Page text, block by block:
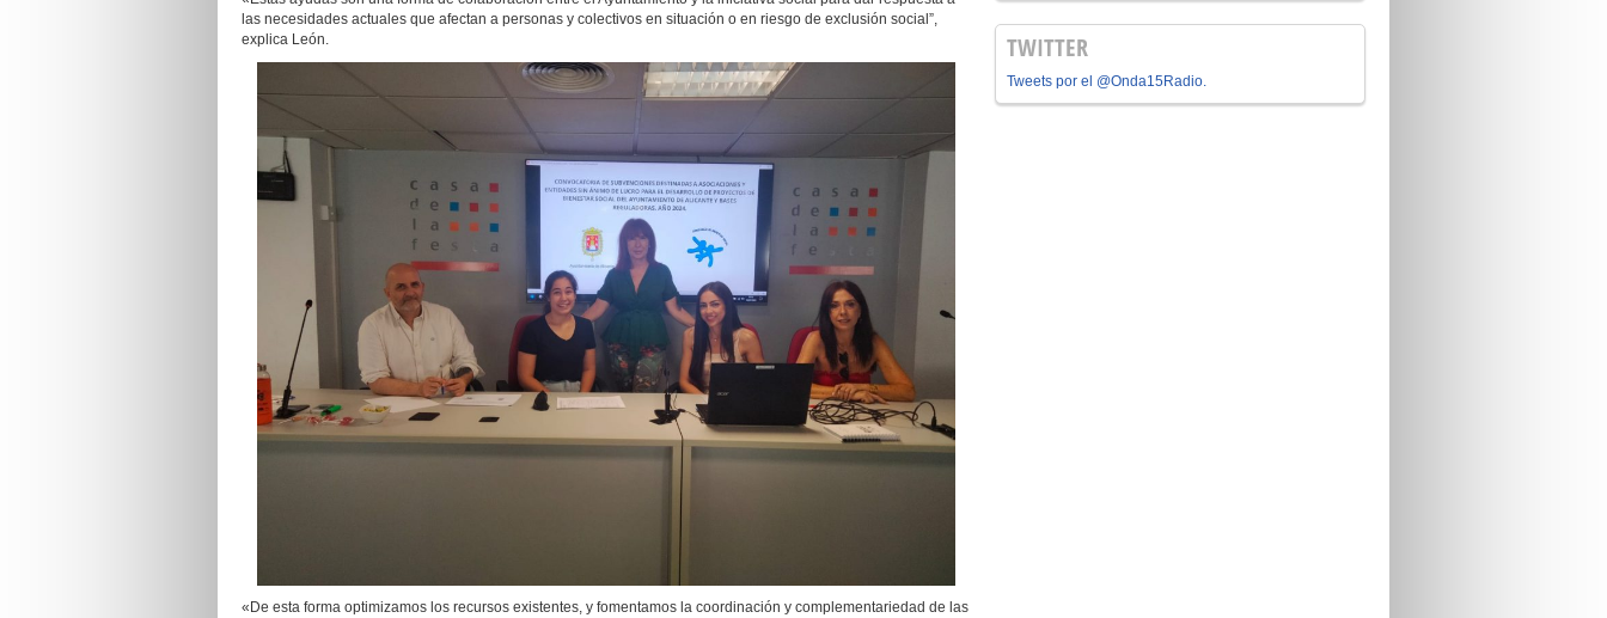
las necesidades actuales que afectan a personas y colectivos en situación o en riesgo de exclusión social”,
explica León.
«De esta forma optimizamos los recursos existentes, y fomentamos la coordinación y complementariedad de las
TWITTER
Tweets por el @Onda15Radio.